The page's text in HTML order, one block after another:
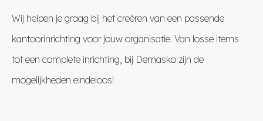
Wij helpen je graag bij het creëren van een passende
kantoorinrichting voor jouw organisatie. Van losse items
tot een complete inrichting, bij Demasko zijn de
mogelijkheden eindeloos!